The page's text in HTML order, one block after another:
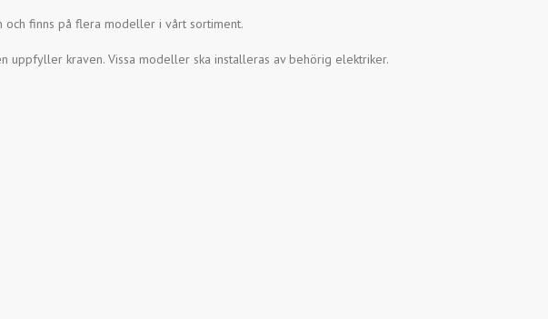
och finns på flera modeller i vårt sortiment.
uppfyller kraven. Vissa modeller ska installeras av behörig elektriker.